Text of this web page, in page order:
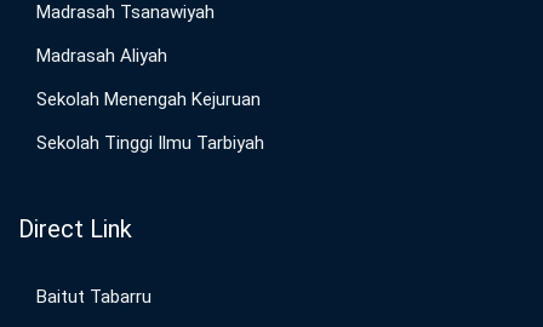
Madrasah Tsanawiyah
Madrasah Aliyah
Sekolah Menengah Kejuruan
Sekolah Tinggi Ilmu Tarbiyah
Direct Link
Baitut Tabarru